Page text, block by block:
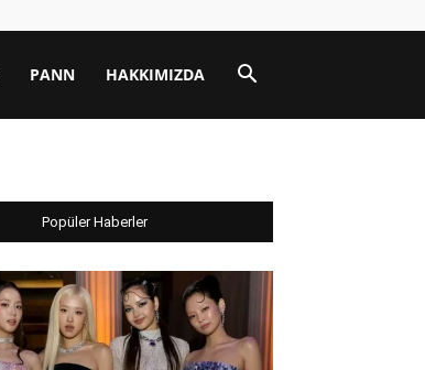
PANN HAKKIMIZDA
Popüler Haberler